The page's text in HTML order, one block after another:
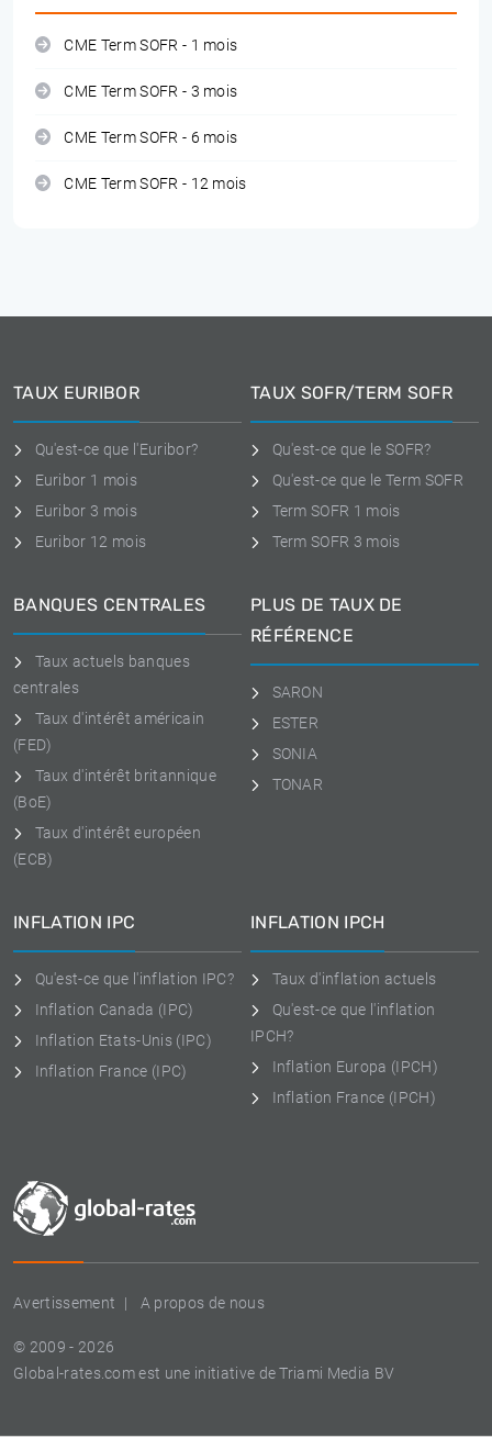
CME Term SOFR - 1 mois
CME Term SOFR - 3 mois
CME Term SOFR - 6 mois
CME Term SOFR - 12 mois
Avertissement A propos de nous
© 2009 - 2026
Global-rates.com est une initiative de Triami Media BV
TAUX EURIBOR
Qu'est-ce que l'Euribor?
Euribor 1 mois
Euribor 3 mois
Euribor 12 mois
TAUX SOFR/TERM SOFR
Qu'est-ce que le SOFR?
Qu'est-ce que le Term SOFR
Term SOFR 1 mois
Term SOFR 3 mois
BANQUES CENTRALES
Taux actuels banques
centrales
Taux d'intérêt américain
(FED)
Taux d'intérêt britannique
(BoE)
Taux d'intérêt européen
(ECB)
PLUS DE TAUX DE
RÉFÉRENCE
SARON
ESTER
SONIA
TONAR
INFLATION IPC
Qu'est-ce que l'inflation IPC?
Inflation Canada (IPC)
Inflation Etats-Unis (IPC)
Inflation France (IPC)
INFLATION IPCH
Taux d'inflation actuels
Qu'est-ce que l'inflation
IPCH?
Inflation Europa (IPCH)
Inflation France (IPCH)